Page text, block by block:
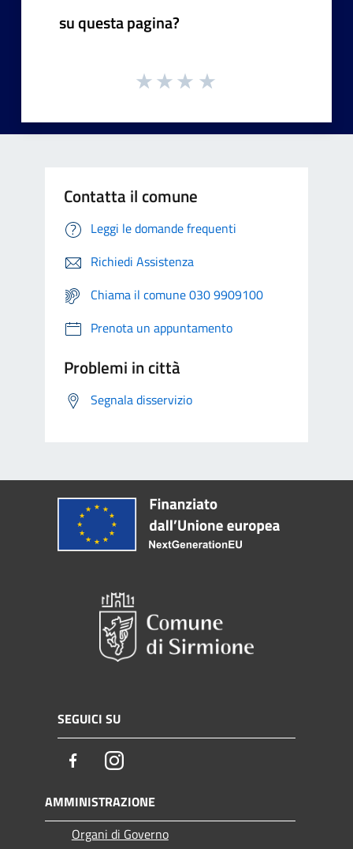
su questa pagina?
Contatta il comune
Leggi le domande frequenti
Richiedi Assistenza
Chiama il comune 030 9909100
Prenota un appuntamento
Problemi in città
Segnala disservizio
SEGUICI SU
FacebookInstagram
AMMINISTRAZIONE
Organi di Governo